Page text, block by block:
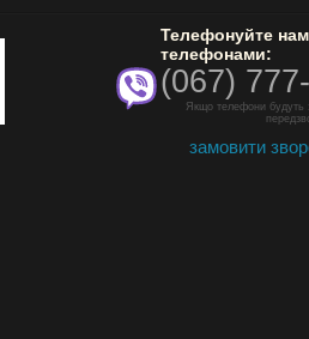
Телефонуйте
телефонами:
(067)
Якщо телефони будуть
замовити